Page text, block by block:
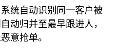
系统自动识别同一客户被
动归并至最早跟进人，
意抢单。